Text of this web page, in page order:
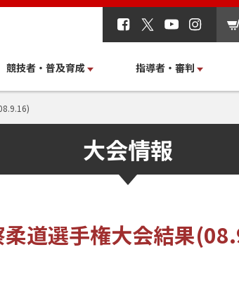
競技者・普及育成 指導者・審判
大会情報
道選手権大会結果